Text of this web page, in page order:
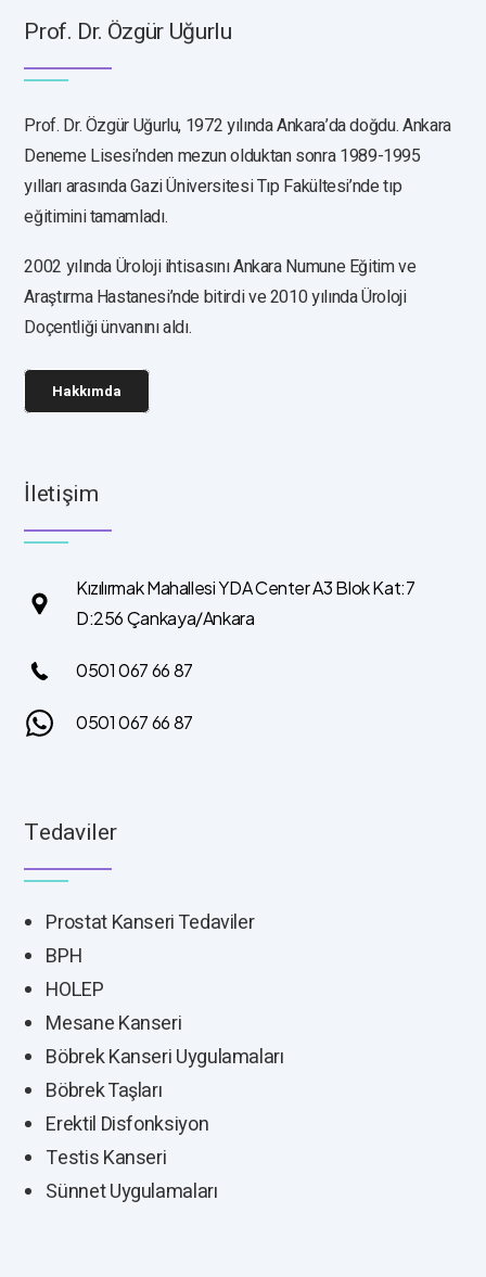
Prof. Dr. Özgür Uğurlu
Prof. Dr. Özgür Uğurlu, 1972 yılında Ankara’da doğdu. Ankara
Deneme Lisesi’nden mezun olduktan sonra 1989-1995
yılları arasında Gazi Üniversitesi Tıp Fakültesi’nde tıp
eğitimini tamamladı.
2002 yılında Üroloji ihtisasını Ankara Numune Eğitim ve
Araştırma Hastanesi’nde bitirdi ve 2010 yılında Üroloji
Doçentliği ünvanını aldı.
Hakkımda
İletişim
Kızılırmak Mahallesi YDA Center A3 Blok Kat:7
D:256 Çankaya/Ankara
0501 067 66 87
0501 067 66 87
Tedaviler
Prostat Kanseri Tedaviler
BPH
HOLEP
Mesane Kanseri
Böbrek Kanseri Uygulamaları
Böbrek Taşları
Erektil Disfonksiyon
Testis Kanseri
Sünnet Uygulamaları